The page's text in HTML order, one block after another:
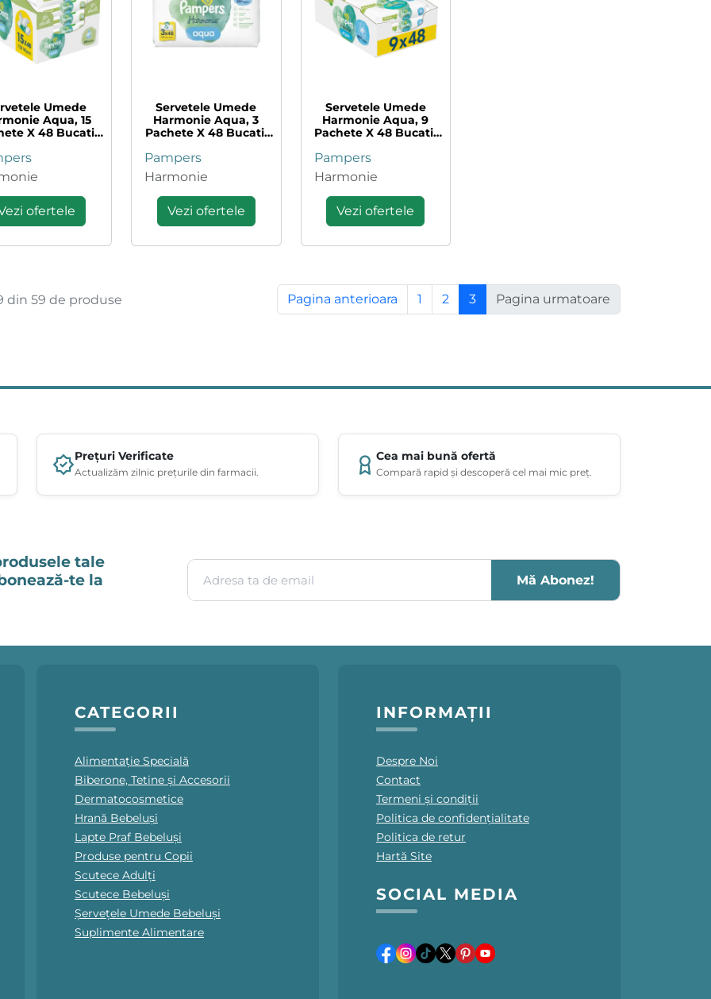
Umede
Aqua, 15
X 48 Bucati,
ofertele
Servetele Umede
Harmonie Aqua, 3
Pachete X 48 Bucati,
Pampers
Harmonie
Vezi ofertele
Servetele Umede
Harmonie Aqua, 9
Pachete X 48 Bucati,
Pampers
Harmonie
Vezi ofertele
din 59 de produse Pagina anterioara 1 2 3 Pagina urmatoare
Prețuri Verificate
Actualizăm zilnic prețurile din farmacii.
Cea mai bună ofertă
Compară rapid și descoperă cel mai mic preț.
tale
te la
Adresa ta de email
Mă Abonez!
CATEGORII
Alimentație Specială
Biberone, Tetine și Accesorii
Dermatocosmetice
Hrană Bebeluși
Lapte Praf Bebeluși
Produse pentru Copii
Scutece Adulți
Scutece Bebeluși
Șervețele Umede Bebeluși
Suplimente Alimentare
INFORMAȚII
Despre Noi
Contact
Termeni și condiții
Politica de confidențialitate
Politica de retur
Hartă Site
SOCIAL MEDIA